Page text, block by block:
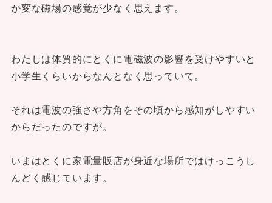
か変な磁場の感覚が少なく思えます。
わたしは体質的にとくに電磁波の影響を受けやすいと
小学生くらいからなんとなく思っていて。
それは電波の強さや方角をその頃から感知がしやすい
からだったのですが。
いまはとくに家電量販店が身近な場所ではけっこうし
んどく感じています。